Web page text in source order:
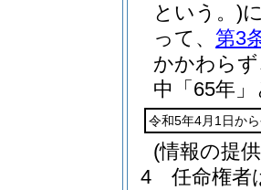
という。)
って、 第3
かかわら
中「65年
令和5年4月1日か
(情報の提
4
任命権者